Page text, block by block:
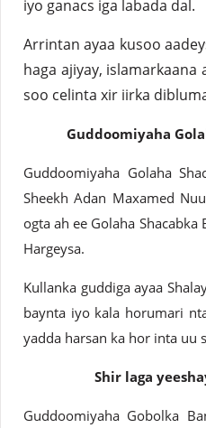
iyo ganacs iga labada dal.
Arrintan ayaa kusoo
haga ajiyay,
soo celinta xir iirka
Guddoomiyaha
Guddoomiyaha Golaha
Sheekh Adan Maxamed
ogta ah ee Golaha
Hargeysa.
Kullanka guddiga ayaa
baynta iyo kala horumari
yadda harsan ka hor inta uu
Shir laga
Guddoomiyaha Gobolka